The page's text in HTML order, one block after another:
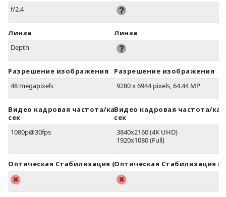
f/2.4
Линза
Depth
Разрешение изображения
48 megapixels
Видео кадровая частота/кадров в
сек
1080p@30fps
Оптическая Стабилизация (OIS)
Линза
Разрешение изображения
9280 x 6944 pixels, 64.44 MP
Видео кадровая частота/
сек
3840x2160 (4K UHD)
1920x1080 (Full)
Оптическая Стабилизация